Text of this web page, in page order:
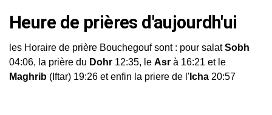
Heure de prières d'aujourdh'ui
les Horaire de prière Bouchegouf sont : pour salatSobh
04:06, la prière du Dohr 12:35, le Asr à 16:21 et le
Maghrib (Iftar) 19:26 et enfin la priere de l' Icha 20:57